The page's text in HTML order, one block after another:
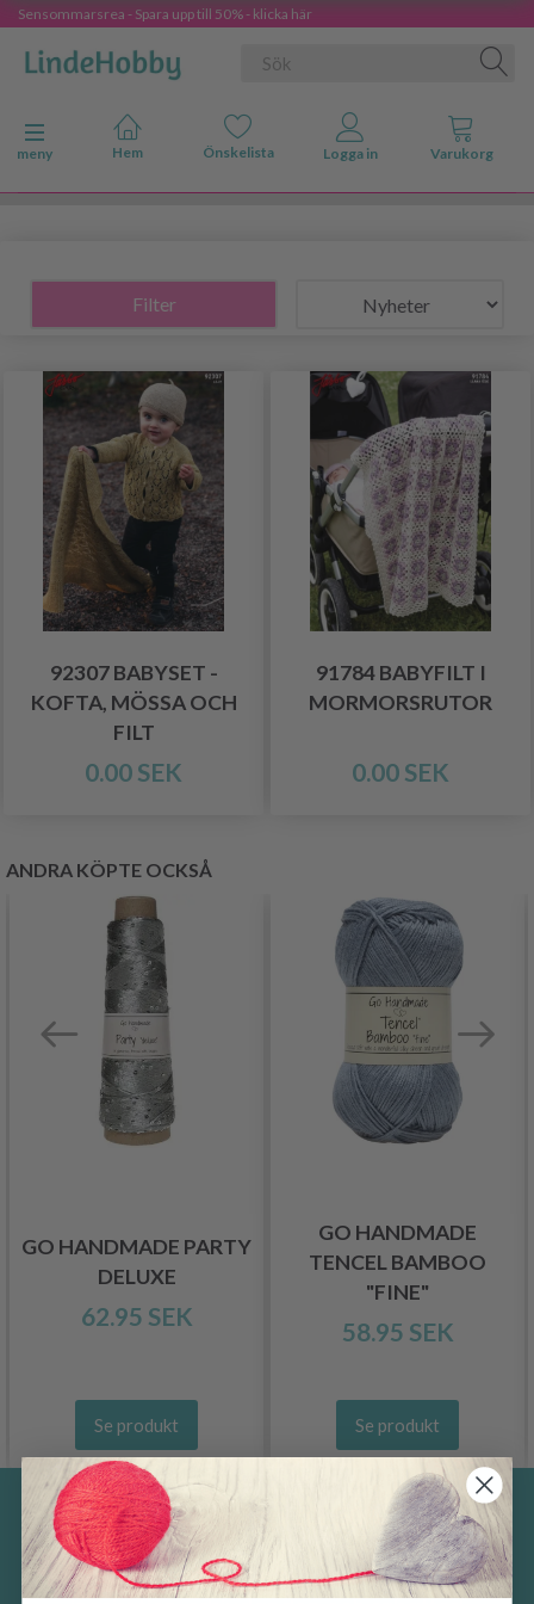
Sensommarsrea - Spara upp till 50% - klicka här
Ändra navigering
meny
Filter
92307 BABYSET -
KOFTA, MÖSSA OCH
FILT
0.00 SEK
91784 BABYFILT I
MORMORSRUTOR
0.00 SEK
ANDRA KÖPTE OCKSÅ
GO HANDMADE PARTY
DELUXE
62.95 SEK
Se produkt
GO HANDMADE
TENCEL BAMBOO
"FINE"
58.95 SEK
Se produkt
Spara upp till 50%
Ta emot vårt gratis nyhetsbrev och få